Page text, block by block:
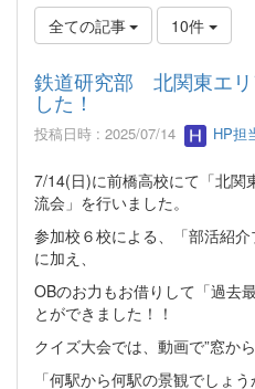
全ての記事 10件
鉄道研究部 北関東エリ
した！
投稿日時 : 2025/07/14 HP担
7/14(日)に前橋高校にて「北関
流会」を行いました。
参加校６校による、「部活紹介
に加え、
OBのお力もお借りして「過去
とができました！！
クイズ大会では、動画で”窓か
「何駅から何駅の景観でしょ